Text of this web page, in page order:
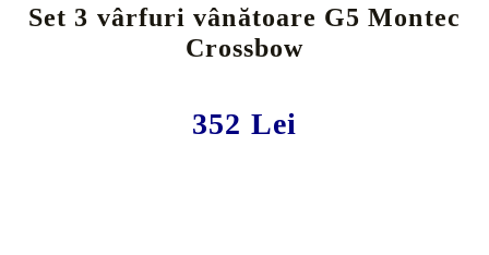
Set 3 vârfuri vânătoare G5 Montec
Crossbow
352 Lei